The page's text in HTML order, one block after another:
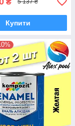
5 137 ₴
Купити